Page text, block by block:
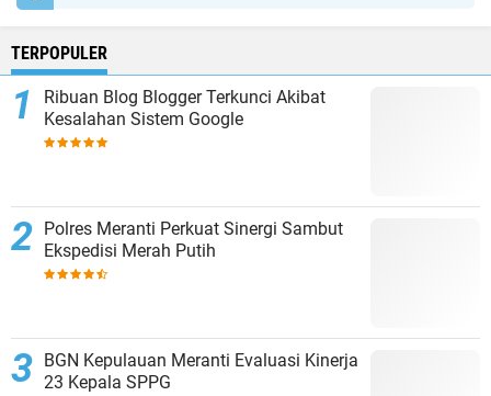
TERPOPULER
Ribuan Blog Blogger Terkunci Akibat
Kesalahan Sistem Google
Polres Meranti Perkuat Sinergi Sambut
Ekspedisi Merah Putih
BGN Kepulauan Meranti Evaluasi Kinerja
23 Kepala SPPG